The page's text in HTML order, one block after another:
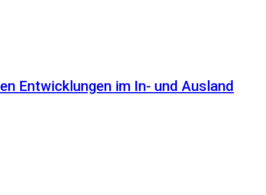
Entwicklungen im In- und Ausland